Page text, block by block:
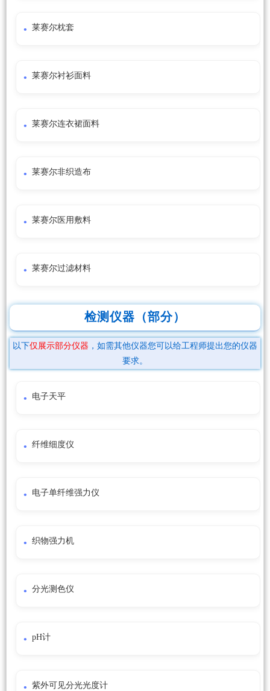
莱赛尔枕套
莱赛尔衬衫面料
莱赛尔连衣裙面料
莱赛尔非织造布
莱赛尔医用敷料
莱赛尔过滤材料
检测仪器（部分）
以下仅展示部分仪器 ，如需其他仪器您可以给工程师提出您的仪器
要求。
电子天平
纤维细度仪
电子单纤维强力仪
织物强力机
分光测色仪
pH计
紫外可见分光光度计